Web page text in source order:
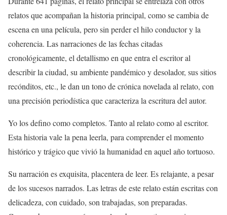
relatos que acompañan la historia principal, como se cambia de
escena en una película, pero sin perder el hilo conductor y la
coherencia. Las narraciones de las fechas citadas
cronológicamente, el detallismo en que entra el escritor al
describir la ciudad, su ambiente pandémico y desolador, sus sitios
recónditos, etc., le dan un tono de crónica novelada al relato, con
una precisión periodística que caracteriza la escritura del autor.
Yo los defino como completos. Tanto al relato como al escritor.
Esta historia vale la pena leerla, para comprender el momento
histórico y trágico que vivió la humanidad en aquel año tortuoso.
Su narración es exquisita, placentera de leer. Es relajante, a pesar
de los sucesos narrados. Las letras de este relato están escritas con
delicadeza, con cuidado, son trabajadas, son preparadas.